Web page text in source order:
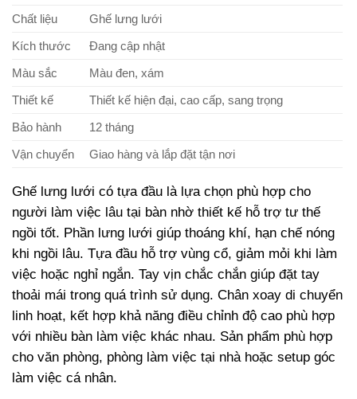
Chất liệu
Ghế lưng lưới
Kích thước
Đang cập nhật
Màu sắc
Màu đen, xám
Thiết kế
Thiết kế hiện đại, cao cấp, sang trọng
Bảo hành
12 tháng
Vận chuyển
Giao hàng và lắp đặt tận nơi
Ghế lưng lưới có tựa đầu là lựa chọn phù hợp cho
người làm việc lâu tại bàn nhờ thiết kế hỗ trợ tư thế
ngồi tốt. Phần lưng lưới giúp thoáng khí, hạn chế nóng
khi ngồi lâu. Tựa đầu hỗ trợ vùng cổ, giảm mỏi khi làm
việc hoặc nghỉ ngắn. Tay vịn chắc chắn giúp đặt tay
thoải mái trong quá trình sử dụng. Chân xoay di chuyển
linh hoạt, kết hợp khả năng điều chỉnh độ cao phù hợp
với nhiều bàn làm việc khác nhau. Sản phẩm phù hợp
cho văn phòng, phòng làm việc tại nhà hoặc setup góc
làm việc cá nhân.